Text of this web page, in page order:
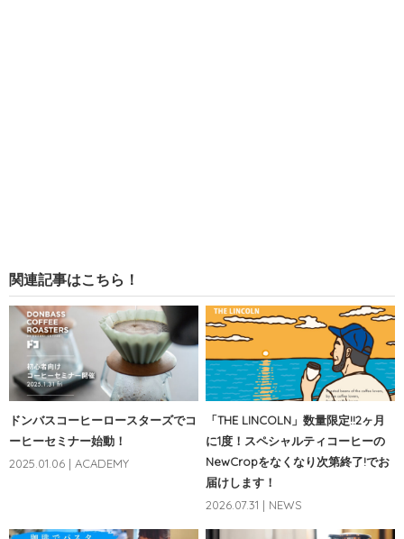
関連記事はこちら！
ドンバスコーヒーロースターズでコ
ーヒーセミナー始動！
2025.01.06 | ACADEMY
「THE LINCOLN」数量限定!!2ヶ月
に1度！スペシャルティコーヒーの
NewCropをなくなり次第終了!でお
届けします！
2026.07.31 | NEWS